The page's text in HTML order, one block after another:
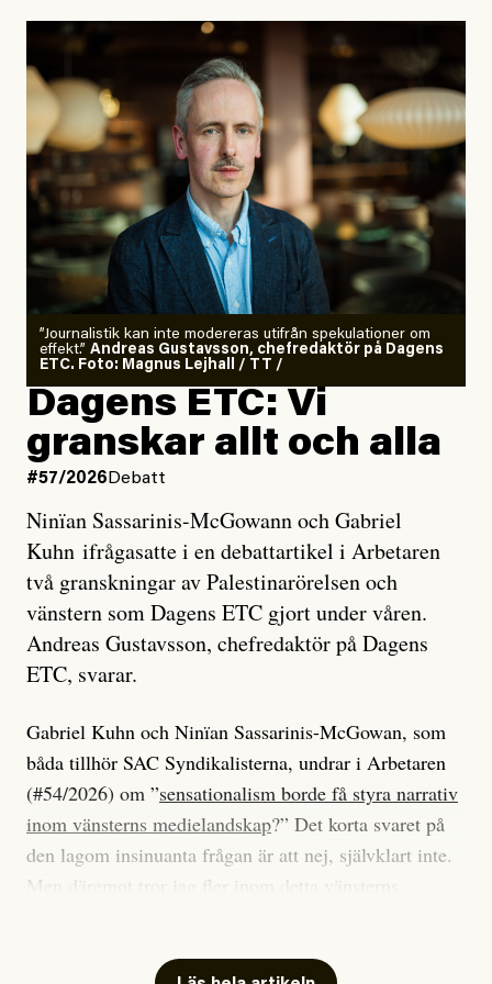
”Journalistik kan inte modereras utifrån spekulationer om
effekt.” Andreas Gustavsson, chefredaktör på Dagens
ETC. Foto: Magnus Lejhall / TT /
Dagens ETC: Vi
granskar allt och alla
#57/2026 Debatt
Ninïan Sassarinis-McGowann och Gabriel
Kuhn ifrågasatte i en debattartikel i Arbetaren
två granskningar av Palestinarörelsen och
vänstern som Dagens ETC gjort under våren.
Andreas Gustavsson, chefredaktör på Dagens
ETC, svarar.
Gabriel Kuhn och Ninïan Sassarinis-McGowan, som
båda tillhör SAC Syndikalisterna, undrar i Arbetaren
(#54/2026) om ”sensationalism borde få styra narrativ
inom vänsterns medielandskap?” Det korta svaret på
den lagom insinuanta frågan är att nej, självklart inte.
Men däremot tror jag fler inom detta vänsterns
journalistik som vänder sig till många snarare än att